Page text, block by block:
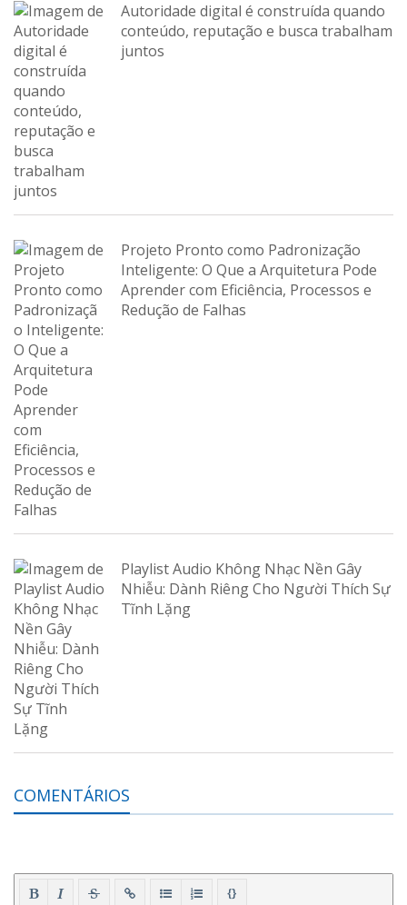
Autoridade digital é construída quando
conteúdo, reputação e busca trabalham
juntos
Projeto Pronto como Padronização
Inteligente: O Que a Arquitetura Pode
Aprender com Eficiência, Processos e
Redução de Falhas
Playlist Audio Không Nhạc Nền Gây
Nhiễu: Dành Riêng Cho Người Thích Sự
Tĩnh Lặng
COMENTÁRIOS
{}